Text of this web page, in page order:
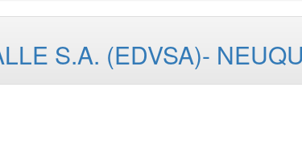
S.A. (EDVSA)-